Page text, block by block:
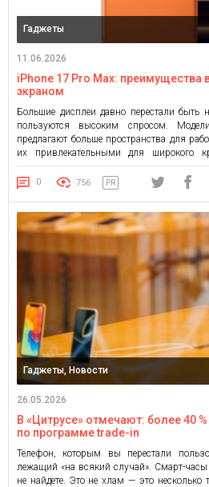
Гаджеты
11.06.2026
iPhone 17 Pro Max: преимущества
экраном
Большие дисплеи давно перестали быть
пользуются высоким спросом.
предлагают больше пространства для
их привлекательными для широкого
большой экран становится
цифровой контент становятся все
дисплея. Просмотр документов, работа с
0 756 PR
Гаджеты, Новости
26.05.2026
В «Цитрусе» отмечают: более 40
по программе trade-in
Телефон, которым вы перестали
лежащий «на всякий случай». Смарт-
не найдете. Это не хлам — это несколько